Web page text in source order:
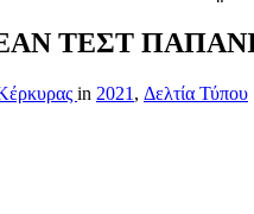
ΤΕΣΤ
in 2021 , Δελτία Τύπου